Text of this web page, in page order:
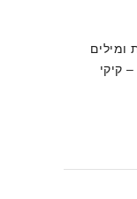
ומילים
קיקי